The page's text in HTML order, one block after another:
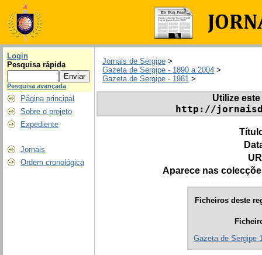
Login
Pesquisa rápida
Pesquisa avançada
Página principal
Sobre o projeto
Expediente
Jornais
Ordem cronológica
Jornais de Sergipe >
Gazeta de Sergipe - 1890 a 2004 >
Gazeta de Sergipe - 1981 >
Utilize
http://
Aparece nas
Ficheiros deste
Gazeta de Sergipe